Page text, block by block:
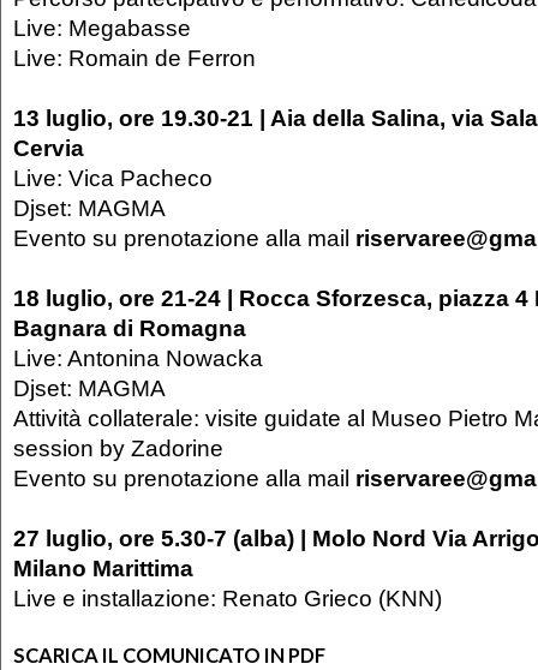
Live: Megabasse
Live: Romain de Ferron
13 luglio, ore 19.30-21 | Aia della Salina, via
Cervia
Live: Vica Pacheco
Djset: MAGMA
Evento su prenotazione alla mail
18 luglio, ore 21-24 | Rocca Sforzesca, piazza 4
Bagnara di Romagna
Live: Antonina Nowacka
Djset: MAGMA
Attività collaterale: visite guidate al Museo Pietro
session by Zadorine
Evento su prenotazione alla mail
27 luglio, ore 5.30-7 (alba) | Molo Nord Via
Milano Marittima
Live e installazione: Renato Grieco (KNN)
SCARICA IL COMUNICATO IN PDF